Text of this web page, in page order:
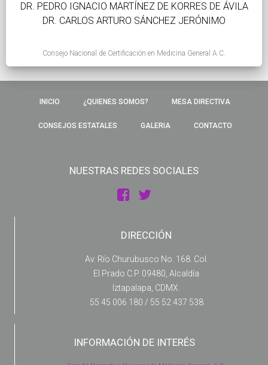
DR. PEDRO IGNACIO MARTÍNEZ DE KORRES DE ÁVILA
DR. CARLOS ARTURO SÁNCHEZ JERÓNIMO
Consejo Nacional de Certificación en Medicina General A.C.
INICIO ¿QUIENES SOMOS? MESA DIRECTIVA
CONSEJOS ESTATALES GALERIA CONTACTO
NUESTRAS REDES SOCIALES
DIRECCIÓN
Av. Río Churubusco No. 168. Col.
El Prado C.P. 09480, Alcaldía
Iztapalapa, CDMX.
55 45 006 180 / 55 52 437 538
INFORMACIÓN DE INTERÉS